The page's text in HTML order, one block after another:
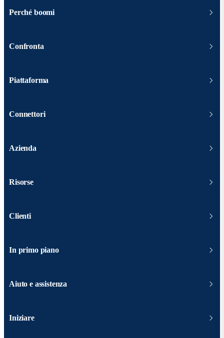
Perché boomi
Confronta
Piattaforma
Connettori
Azienda
Risorse
Clienti
In primo piano
Aiuto e assistenza
Iniziare